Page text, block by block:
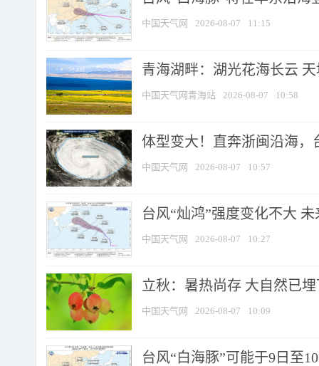
中国天气网 2026-08-07 11:15
青海湖畔：湖光花海长云
中国天气网青海站 2026-08-07 10:58
体型变大！直奔浙闽沿海，
中国天气网 2026-08-07 10:57
台风“灿鸿”强度变化不大
中国天气网 2026-08-07 10:27
立秋：暑热尚存 大自然已
中国天气网 2026-08-07 10:09
台风“白海豚”可能于9日至